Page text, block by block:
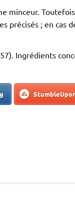
minceur.
précisés ; en cas
Ingrédients